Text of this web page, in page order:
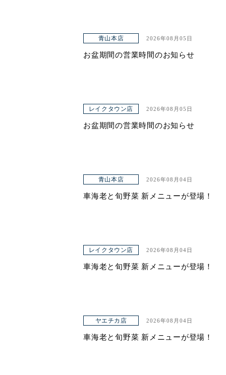
店舗一覧
ヤエチカ店
与野店
アクセス
青山本店
与野店
青山本店 2026年08月05日
お盆期間の営業時間のお知らせ
レイクタウン店 2026年08月05日
お盆期間の営業時間のお知らせ
青山本店 2026年08月04日
車海老と旬野菜 新メニューが登場！
レイクタウン店 2026年08月04日
車海老と旬野菜 新メニューが登場！
ヤエチカ店 2026年08月04日
車海老と旬野菜 新メニューが登場！